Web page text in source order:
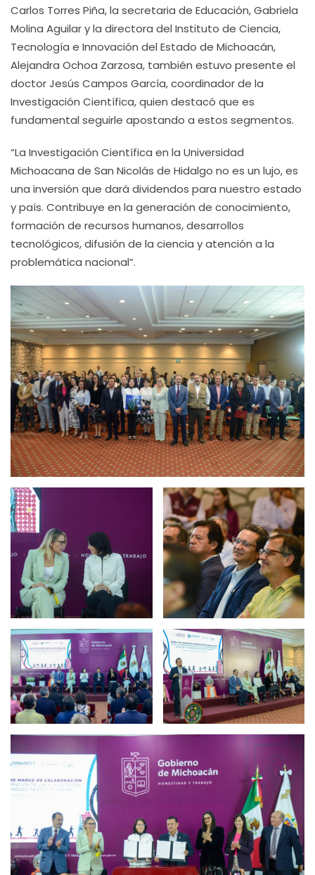
Carlos Torres Piña, la secretaria de Educación, Gabriela
Molina Aguilar y la directora del Instituto de Ciencia,
Tecnología e Innovación del Estado de Michoacán,
Alejandra Ochoa Zarzosa, también estuvo presente el
doctor Jesús Campos García, coordinador de la
Investigación Científica, quien destacó que es
fundamental seguirle apostando a estos segmentos.
“La Investigación Científica en la Universidad
Michoacana de San Nicolás de Hidalgo no es un lujo, es
una inversión que dará dividendos para nuestro estado
y país. Contribuye en la generación de conocimiento,
formación de recursos humanos, desarrollos
tecnológicos, difusión de la ciencia y atención a la
problemática nacional”.